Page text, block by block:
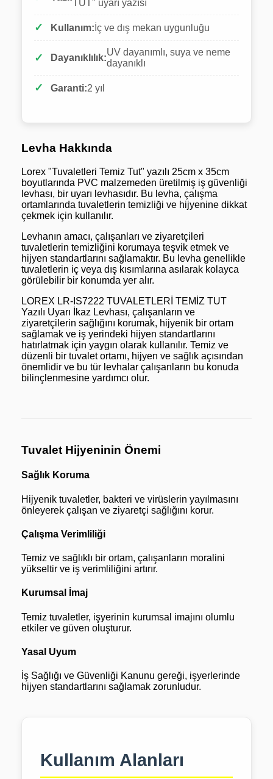
TUT" uyarı yazısı
Kullanım: İç ve dış mekan uygunluğu
Dayanıklılık:
UV dayanımlı, suya ve neme
dayanıklı
Garanti:2 yıl
Levha Hakkında
Lorex "Tuvaletleri Temiz Tut" yazılı 25cm x 35cm
boyutlarında PVC malzemeden üretilmiş iş güvenliği
levhası, bir uyarı levhasıdır. Bu levha, çalışma
ortamlarında tuvaletlerin temizliği ve hijyenine dikkat
çekmek için kullanılır.
Levhanın amacı, çalışanları ve ziyaretçileri
tuvaletlerin temizliğini korumaya teşvik etmek ve
hijyen standartlarını sağlamaktır. Bu levha genellikle
tuvaletlerin iç veya dış kısımlarına asılarak kolayca
görülebilir bir konumda yer alır.
LOREX LR-IS7222 TUVALETLERİ TEMİZ TUT
Yazılı Uyarı İkaz Levhası, çalışanların ve
ziyaretçilerin sağlığını korumak, hijyenik bir ortam
sağlamak ve iş yerindeki hijyen standartlarını
hatırlatmak için yaygın olarak kullanılır. Temiz ve
düzenli bir tuvalet ortamı, hijyen ve sağlık açısından
önemlidir ve bu tür levhalar çalışanların bu konuda
bilinçlenmesine yardımcı olur.
Tuvalet Hijyeninin Önemi
Sağlık Koruma
Hijyenik tuvaletler, bakteri ve virüslerin yayılmasını
önleyerek çalışan ve ziyaretçi sağlığını korur.
Çalışma Verimliliği
Temiz ve sağlıklı bir ortam, çalışanların moralini
yükseltir ve iş verimliliğini artırır.
Kurumsal İmaj
Temiz tuvaletler, işyerinin kurumsal imajını olumlu
etkiler ve güven oluşturur.
Yasal Uyum
İş Sağlığı ve Güvenliği Kanunu gereği, işyerlerinde
hijyen standartlarını sağlamak zorunludur.
Kullanım Alanları